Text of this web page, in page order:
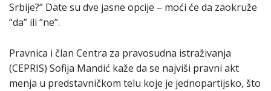
Srbije?” Date su dve jasne opcije – moći će da zaokruže
“da” ili “ne”.
Pravnica i član Centra za pravosudna istraživanja
(CEPRIS) Sofija Mandić kaže da se najviši pravni akt
menja u predstavničkom telu koje je jednopartijsko, što